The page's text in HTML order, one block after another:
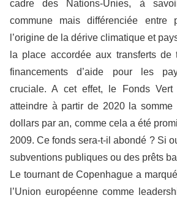
cadre des Nations-Unies, à
commune mais différenciée entre
l’origine de la dérive climatique et
la place accordée aux transferts de
financements d’aide pour les
cruciale. A cet effet, le Fonds
atteindre à partir de 2020 la
dollars par an, comme cela a été
2009. Ce fonds sera-t-il abondé ? Si
subventions publiques ou des prêts
Le tournant de Copenhague a
l’Union européenne comme